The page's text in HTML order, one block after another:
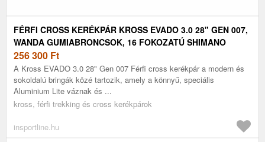
FÉRFI CROSS KERÉKPÁR KROSS EVADO 3.0 28" GEN 007,
WANDA GUMIABRONCSOK, 16 FOKOZATÚ SHIMANO
VÁLTÓRENDSZER, SUNTOUR TELESZKÓPOS VILLA
256 300 Ft
A Kross EVADO 3.0 28" Gen 007 Férfi cross kerékpár a modern és
sokoldalú bringák közé tartozik, amely a könnyű, speciális
Aluminium Lite váznak és ...
kross, férfi trekking és cross kerékpárok
insportline.hu